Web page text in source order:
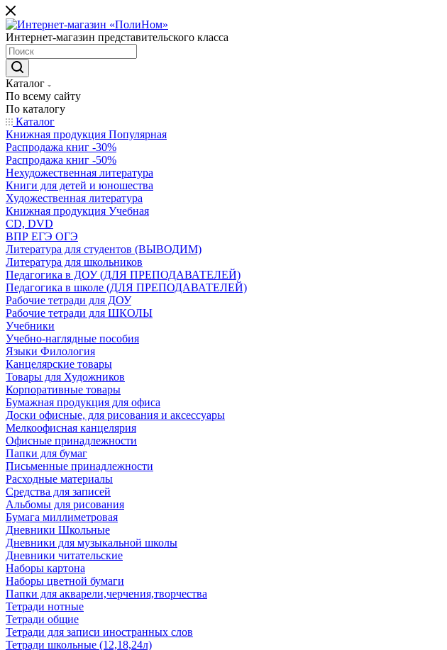
Интернет-магазин представительского класса
Каталог
По всему сайту
По каталогу
Каталог
Книжная продукция Популярная
Распродажа книг -30%
Распродажа книг -50%
Нехудожественная литература
Книги для детей и юношества
Художественная литература
Книжная продукция Учебная
CD, DVD
ВПР ЕГЭ ОГЭ
Литература для студентов (ВЫВОДИМ)
Литература для школьников
Педагогика в ДОУ (ДЛЯ ПРЕПОДАВАТЕЛЕЙ)
Педагогика в школе (ДЛЯ ПРЕПОДАВАТЕЛЕЙ)
Рабочие тетради для ДОУ
Рабочие тетради для ШКОЛЫ
Учебники
Учебно-наглядные пособия
Языки Филология
Канцелярские товары
Товары для Художников
Корпоративные товары
Бумажная продукция для офиса
Доски офисные, для рисования и аксессуары
Мелкоофисная канцелярия
Офисные принадлежности
Папки для бумаг
Письменные принадлежности
Расходные материалы
Средства для записей
Альбомы для рисования
Бумага миллиметровая
Дневники Школьные
Дневники для музыкальной школы
Дневники читательские
Наборы картона
Наборы цветной бумаги
Папки для акварели,черчения,творчества
Тетради нотные
Тетради общие
Тетради для записи иностранных слов
Тетради школьные (12,18,24л)